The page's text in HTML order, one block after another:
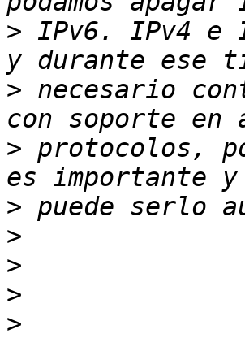
> IPv6. IPv4 e
> necesario
> protocolos,
>
>
>
>
>